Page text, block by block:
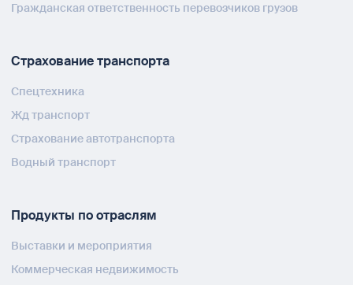
Гражданская ответственность перевозчиков грузов
Страхование транспорта
Спецтехника
Жд транспорт
Страхование автотранспорта
Водный транспорт
Продукты по отраслям
Выставки и мероприятия
Коммерческая недвижимость